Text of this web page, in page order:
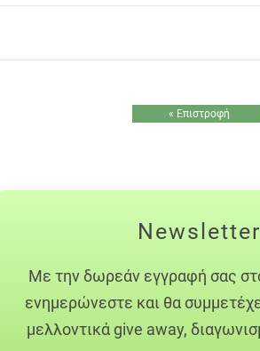
« Επιστροφή
Newsletter
Με την δωρεάν εγγραφή σας
ενημερώνεστε και θα
μελλοντικά give away,